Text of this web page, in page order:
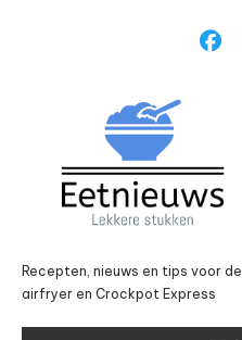
Recepten, nieuws en tips voor de
airfryer en Crockpot Express